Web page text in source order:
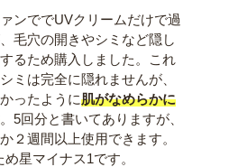
ンででUVクリームだけで過
毛穴の開きやシミなど隠し
るため購入しました。これ
ミは完全に隠れませんが、
ったように肌がなめらかに
。5回分と書いてありますが、
２週間以上使用できます。
星マイナス1です。